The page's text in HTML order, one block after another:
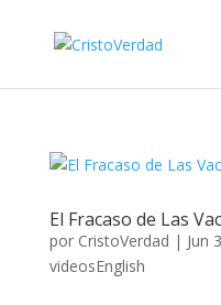
El Fracaso de Las
por CristoVerdad | Jun
videosEnglish